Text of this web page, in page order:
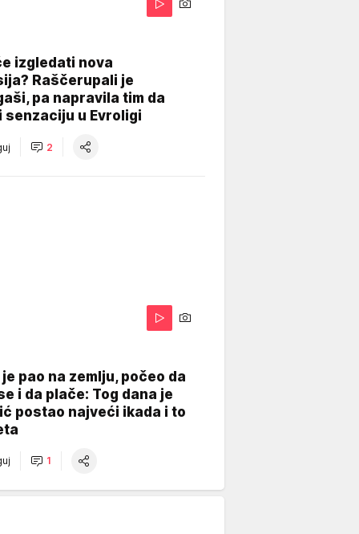
izgledati nova
Raščerupali je
pa napravila tim da
senzaciju u Evroligi
2
pao na zemlju, počeo da
i da plače: Tog dana je
postao najveći ikada i to
1